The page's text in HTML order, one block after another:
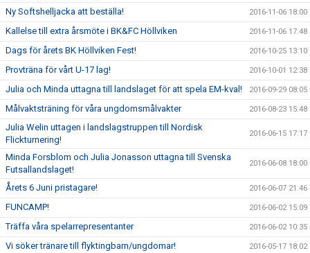
Ny Softshelljacka att beställa! 2016-11-06 18:00
Kallelse till extra årsmöte i BK&FC Höllviken 2016-11-06 17:48
Dags för årets BK Höllviken Fest! 2016-10-25 13:10
Provträna för vårt U-17 lag! 2016-10-01 12:38
Julia och Minda uttagna till landslaget för att spela EM-kval! 2016-09-29 08:05
Målvaktsträning för våra ungdomsmålvakter 2016-08-23 15:48
Julia Welin uttagen i landslagstruppen till Nordisk
Flickturnering!
2016-06-15 17:17
Minda Forsblom och Julia Jonasson uttagna till Svenska
Futsallandslaget!
2016-06-08 18:00
Årets 6 Juni pristagare! 2016-06-07 21:46
FUNCAMP! 2016-06-02 15:09
Träffa våra spelarrepresentanter 2016-06-02 10:35
Vi söker tränare till flyktingbarn/ungdomar! 2016-05-17 18:02